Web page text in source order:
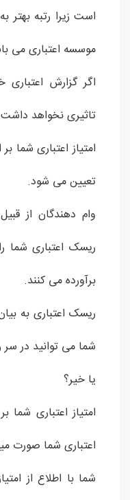
است زیرا رتبه بهتر
موسسه اعتباری می
اگر گزارش
تاثیری نخواهد داشت
امتیاز اعتباری شما
تعیین می شود.
وام دهندگان از
ریسک اعتباری شما
برآورده می کنند.
ریسک اعتباری به
شما می توانید در
یا خیر؟
امتیاز اعتباری شما
اعتباری شما صورت
شما با اطلاع از